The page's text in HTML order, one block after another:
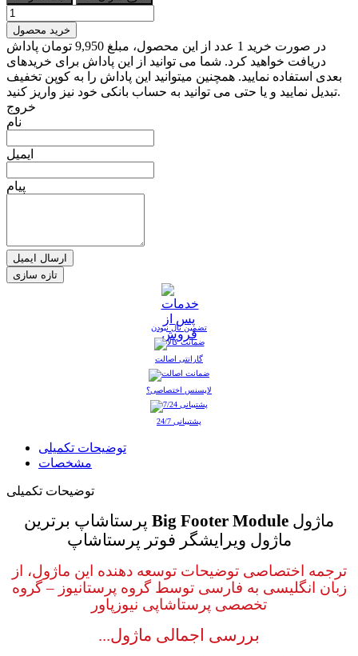
خرید محصول
در صورت خرید 1 عدد از این محصول، مبلغ 9,950 تومان پاداش
دریافت خواهید کرد. شما می توانید از این پاداش برای خریدهای
بعدی استفاده نمایید. همچنین میتوانید این پاداش را به کوپن تخفیف
تبدیل نمایید و یا حتی می توانید به حساب بانکی خود نیز واریز کنید.
خروج
نام
ایمیل
پیام
ارسال ایمیل
تضمین نال نبودن
گارانتی اصالت
لایسنس اختصاصی؟
پشتیبانی 24/7
توضیحات تکمیلی
مشخصات
توضیحات تکمیلی
ماژول Big Footer Module پرستاشاپ برترین
ماژول ویرایشگر فوتر پرستاشاپ
ترجمه اختصاصی توضیحات توسعه دهنده این ماژول، از
زبان انگلیسی به فارسی توسط گروه پرستانیوز–گروه
تخصصی پرستاشاپی نیوزپاور
بررسی اجمالی ماژول...